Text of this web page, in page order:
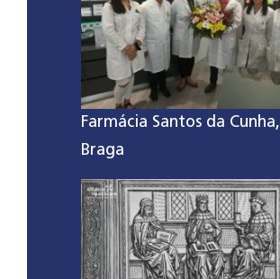
Farmácia Santos da Cunha,
Braga